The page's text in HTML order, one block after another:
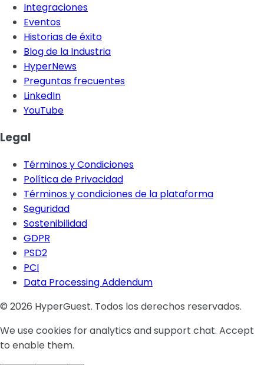
Integraciones
Eventos
Historias de éxito
Blog de la Industria
HyperNews
Preguntas frecuentes
LinkedIn
YouTube
Legal
Términos y Condiciones
Política de Privacidad
Términos y condiciones de la plataforma
Seguridad
Sostenibilidad
GDPR
PSD2
PCI
Data Processing Addendum
© 2026 HyperGuest. Todos los derechos reservados.
We use cookies for analytics and support chat. Accept
to enable them.